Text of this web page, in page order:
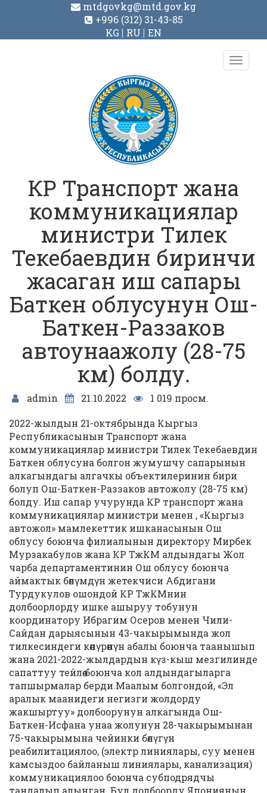
mtdgovkg@mtd.gov.kg
+996 (312) 31-43-85
KG
RU EN
Toggle
КР Транспорт жана
коммуникациялар
министри Тилек
Текебаевдин биринчи
жасаган иш сапары
Баткен облусунун Ош-
Баткен-Раззаков
автоунаажолу (28-75
км) болду.
admin 21.10.2022
1 019 просм.
2022-жылдын 21-октябрында Кыргыз
Республикасынын Транспорт жана
коммуникациялар министри Тилек Текебаевдин
Баткен облусуна болгон жумушчу сапарынын
алкагындагы алгачкы объектилеринин бири
болуп Ош-Баткен-Раззаков автожолу (28-75 км)
болду. Иш сапар учурунда КР транспорт жана
коммуникациялар министри менен , «Кыргыз
автожол» мамлекеттик ишканасынын Ош
облусу боюнча филиалынын директору Мирбек
Мурзакабулов жана КР ТжКМ алдындагы Жол
чарба департаментинин Ош облусу боюнча
аймактык бөлүмдүн жетекчиси Абдигани
Турдукулов ошондой КР ТжКМнин
долбоорлорду ишке ашыруу тобунун
координатору Ибрагим Осеров менен Чили-
Сайдан дарыясынын 43-чакырымында жол
тилкесиндеги көпүрөнүн абалы боюнча таанышып
жана 2021-2022-жылдардын күз-кыш мезгилинде
сапаттуу тейлөө боюнча кол алдындагыларга
тапшырмалар берди.Маалым болгондой, «Эл
аралык маанидеги негизги жолдорду
жакшыртуу» долбоорунун алкагында Ош-
Баткен-Исфана унаа жолунун 28-чакырымынан
75-чакырымына чейинки бөлүгүн
реабилитациялоо, (электр линиялары, суу менен
камсыздоо байланыш линиялары, канализация)
коммуникациялоо боюнча субподрядчы
тандалып алынган. Бул долбоорду Япониянын